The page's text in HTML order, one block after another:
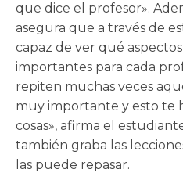
que dice el profesor».
asegura que a través de
capaz de ver qué
importantes para cada
repiten muchas veces
muy importante y esto te
cosas», afirma el
también graba las
las puede repasar.